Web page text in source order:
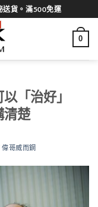
送貨。滿500免運
0
「治好」
清楚
偉哥威而鋼